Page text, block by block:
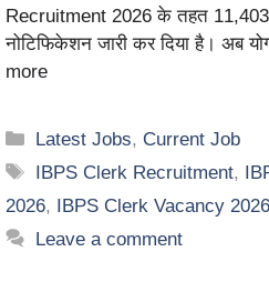
Recruitment 2026 के तहत 11,403
नोटिफिकेशन जारी कर दिया है। अब
more
Latest Jobs, Current Job
IBPS Clerk Recruitment,
2026, IBPS Clerk Vacancy 2026
Leave a comment